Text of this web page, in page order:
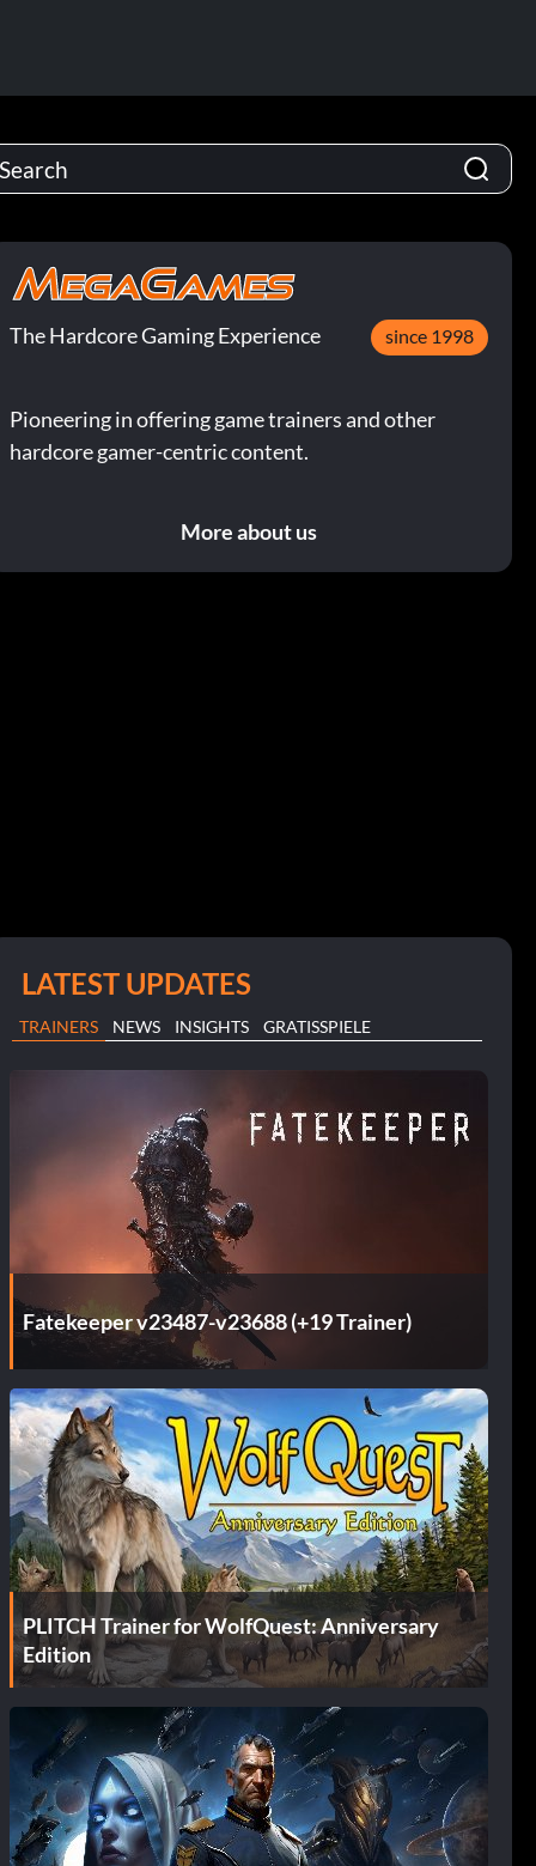
The Hardcore Gaming Experience since 1998
Pioneering in offering game trainers and other
hardcore gamer-centric content.
More about us
LATEST UPDATES
TRAINERS NEWS INSIGHTS GRATISSPIELE
Fatekeeper v23487-v23688 (+19 Trainer)
PLITCH Trainer for WolfQuest: Anniversary
Edition